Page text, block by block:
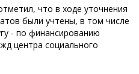
что в ходе уточнения
были учтены, в том числе
- по финансированию
центра социального